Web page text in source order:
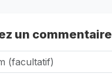
un commentaire